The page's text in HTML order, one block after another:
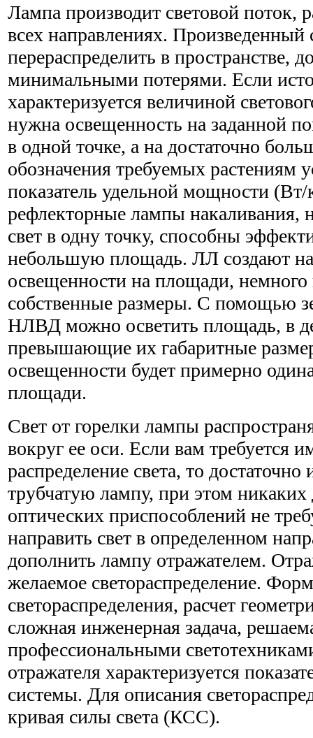
Лампа производит световой поток,
всех направлениях.
перераспределить в пространстве,
минимальными потерями. Если
характеризуется величиной
нужна освещенность на заданной
в одной точке, а на достаточно
обозначения требуемых растениям
показатель удельной мощности
рефлекторные лампы накаливания,
свет в одну точку, способны
небольшую площадь. ЛЛ создают
освещенности на площади,
собственные размеры. С помощью
НЛВД можно осветить площадь, в
превышающие их габаритные
освещенности будет примерно
площади.
Свет от горелки лампы
вокруг ее оси. Если вам требуется
распределение света, то достаточно
трубчатую лампу, при этом
оптических приспособлений не
направить свет в определенном
дополнить лампу отражателем.
желаемое светораспределение.
светораспределения, расчет
сложная инженерная задача,
профессиональными
отражателя характеризуется
системы. Для описания
кривая силы света (КСС).